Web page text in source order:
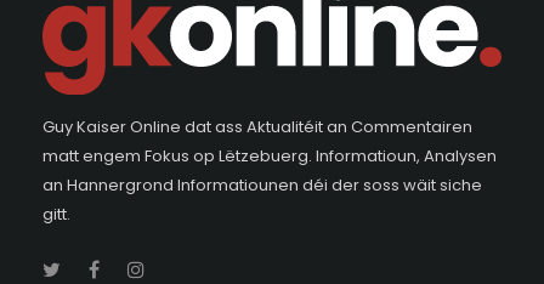
Guy Kaiser Online dat ass Aktualitéit an Commentairen
matt engem Fokus op Lëtzebuerg. Informatioun, Analysen
an Hannergrond Informatiounen déi der soss wäit siche
gitt.